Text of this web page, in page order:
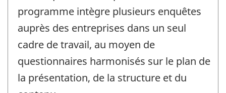
programme intègre plusieurs enquêtes
auprès des entreprises dans un seul
cadre de travail, au moyen de
questionnaires harmonisés sur le plan de
la présentation, de la structure et du